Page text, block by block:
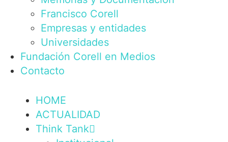
Francisco Corell
Empresas y entidades
Universidades
Fundación Corell en Medios
Contacto
HOME
ACTUALIDAD
Think Tank